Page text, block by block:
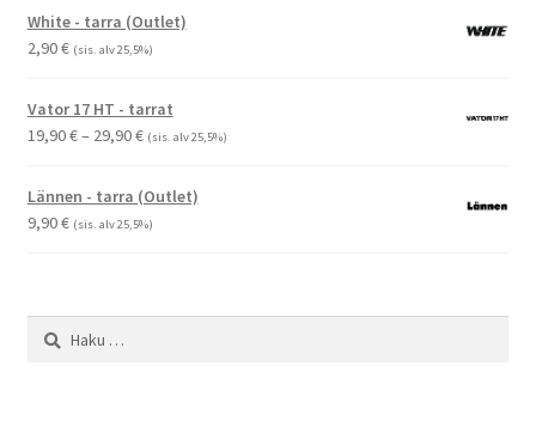
-
2,90 €
White - tarra (Outlet)
2,90€ (sis. alv 25,5%)
Vator 17 HT - tarrat
19,90€– 29,90€Hintaluokka:
-
29,90 €
(sis. alv 25,5%)
Lännen - tarra (Outlet)
9,90€ (sis. alv 25,5%)
Haku: